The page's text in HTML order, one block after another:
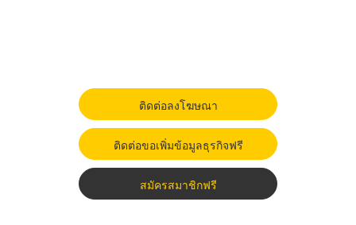
ติดต่อลงโฆษณา
ติดต่อขอเพิ่มข้อมูลธุรกิจฟรี
สมัครสมาชิกฟรี